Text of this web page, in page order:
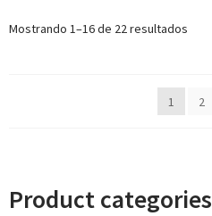
Product categories
Mostrando 1–16 de 22 resultados
1 2